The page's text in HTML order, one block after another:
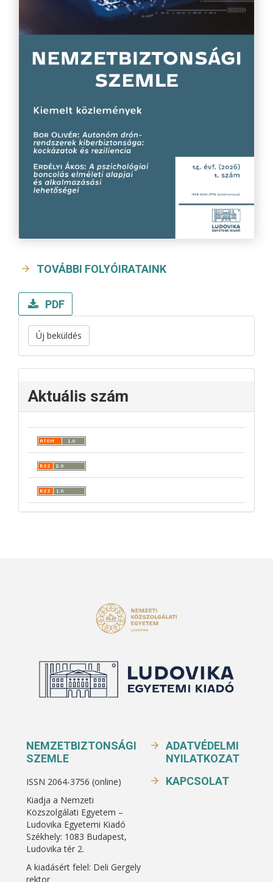
TOVÁBBI FOLYÓIRATAINK
PDF
Új beküldés
Aktuális szám
NEMZETBIZTONSÁGI
SZEMLE
ISSN 2064-3756 (online)
Kiadja a Nemzeti
Közszolgálati Egyetem –
Ludovika Egyetemi Kiadó
Székhely: 1083 Budapest,
Ludovika tér 2.
A kiadásért felel: Deli Gergely
rektor
ADATVÉDELMI
NYILATKOZAT
KAPCSOLAT